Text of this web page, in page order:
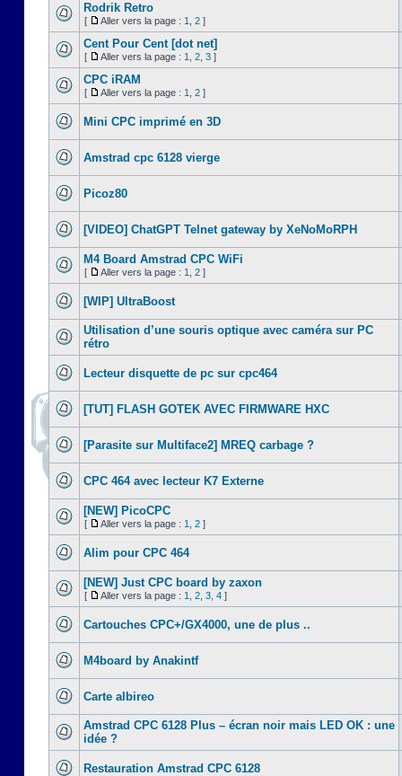
Rodrik Retro
[ Aller vers la page : 1 2 ]
Cent Pour Cent [dot net]
[ Aller vers la page : 1 2 3 ]
CPC iRAM
[ Aller vers la page : 1 2 ]
Mini CPC imprimé en 3D
Amstrad cpc 6128 vierge
Picoz80
[VIDEO] ChatGPT Telnet gateway by XeNoMoRPH
M4 Board Amstrad CPC WiFi
[ Aller vers la page : 1 2 ]
[WIP] UltraBoost
Utilisation d’une souris optique avec caméra sur PC
rétro
Lecteur disquette de pc sur cpc464
[TUT] FLASH GOTEK AVEC FIRMWARE HXC
[Parasite sur Multiface2] MREQ carbage ?
CPC 464 avec lecteur K7 Externe
[NEW] PicoCPC
[ Aller vers la page : 1 2 ]
Alim pour CPC 464
[NEW] Just CPC board by zaxon
[ Aller vers la page : 1 2 3 4 ]
Cartouches CPC+/GX4000, une de plus ..
M4board by Anakintf
Carte albireo
Amstrad CPC 6128 Plus – écran noir mais LED OK : une
idée ?
Restauration Amstrad CPC 6128